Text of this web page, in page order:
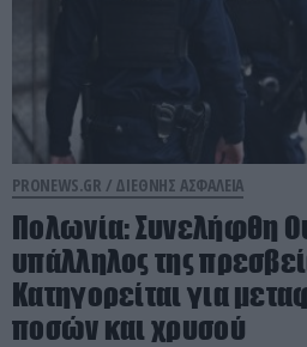
PRONEWS.GR / ΔΙΕΘΝΗΣ ΑΣΦΑΛΕΙΑ
Πολωνία: Συνελήφθη
υπάλληλος της
Κατηγορείται για
ποσών και χρυσού